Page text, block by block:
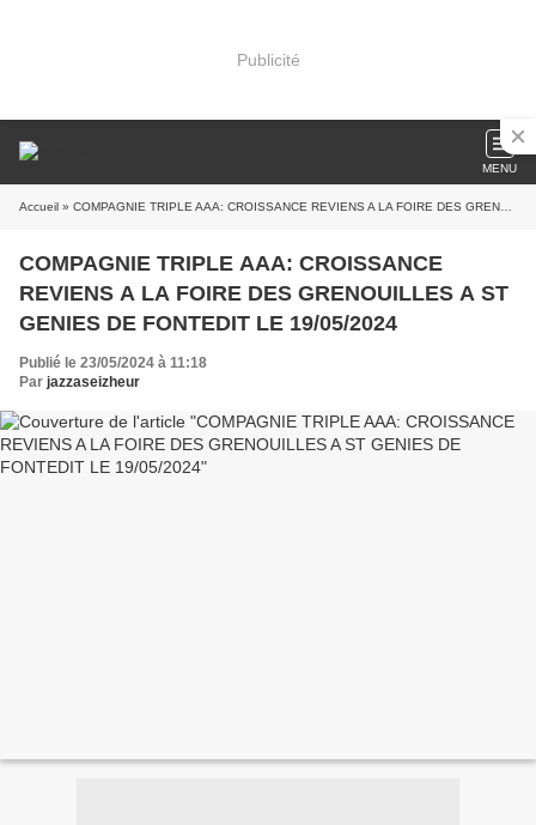
Publicité
MENU
Accueil » COMPAGNIE TRIPLE AAA: CROISSANCE REVIENS A LA FOIRE DES GRENOUILLES A ST GENIES DE FONTEDIT LE 19/05/2024
COMPAGNIE TRIPLE AAA: CROISSANCE
REVIENS A LA FOIRE DES GRENOUILLES A ST
GENIES DE FONTEDIT LE 19/05/2024
Publié le 23/05/2024 à 11:18
Par jazzaseizheur